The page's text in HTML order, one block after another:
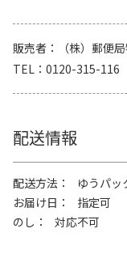
販売者
（株）郵便
TEL
0120-315-116
配送情報
配送方法
ゆうパッ
お届け日
指定可
のし
対応不可